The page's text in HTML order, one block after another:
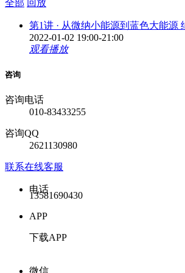
全部 回放
第1讲 · 从微纳小能源到蓝色大能源
2022-01-02 19:00-21:00
观看播放
咨询
咨询电话
010-83433255
咨询QQ
2621130980
联系在线客服
电话
13581690430
APP
下载APP
微信